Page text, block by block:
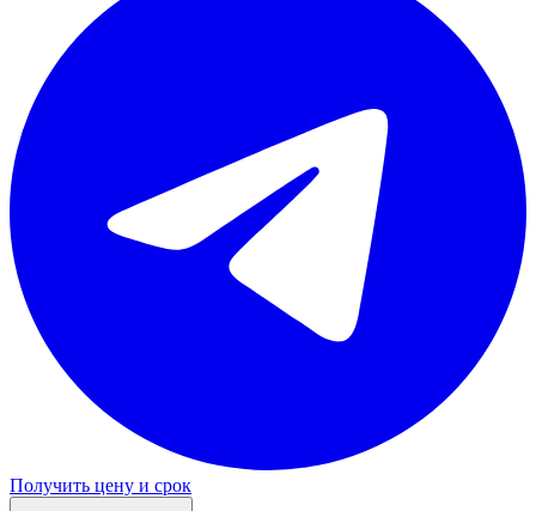
Получить цену и срок